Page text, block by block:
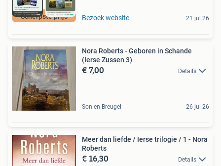
Scherpste prijs Bezoek website 21 jul 26
Nora Roberts - Geboren in Schande
(Ierse Zussen 3)
€ 7,00 Details
Son en Breugel 26 jul 26
Meer dan liefde / Ierse trilogie / 1 - Nora
Roberts
€ 16,30 Details